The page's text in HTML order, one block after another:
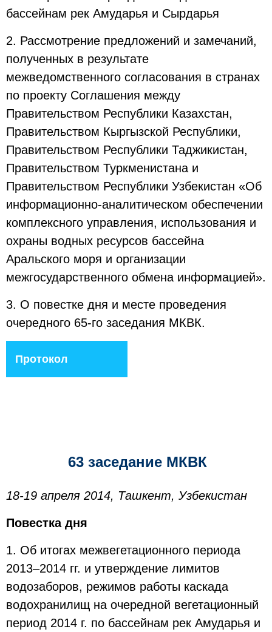
бассейнам рек Амударья и Сырдарья
2. Рассмотрение предложений и замечаний,
полученных в результате
межведомственного согласования в странах
по проекту Соглашения между
Правительством Республики Казахстан,
Правительством Кыргызской Республики,
Правительством Республики Таджикистан,
Правительством Туркменистана и
Правительством Республики Узбекистан «Об
информационно-аналитическом обеспечении
комплексного управления, использования и
охраны водных ресурсов бассейна
Аральского моря и организации
межгосударственного обмена информацией».
3. О повестке дня и месте проведения
очередного 65-го заседания МКВК.
Протокол
63 заседание МКВК
18-19 апреля 2014, Ташкент, Узбекистан
Повестка дня
1. Об итогах межвегетационного периода
2013–2014 гг. и утверждение лимитов
водозаборов, режимов работы каскада
водохранилищ на очередной вегетационный
период 2014 г. по бассейнам рек Амударья и